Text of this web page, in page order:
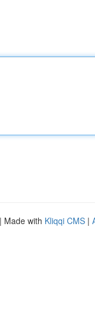
| Made with Kliqqi CMS |